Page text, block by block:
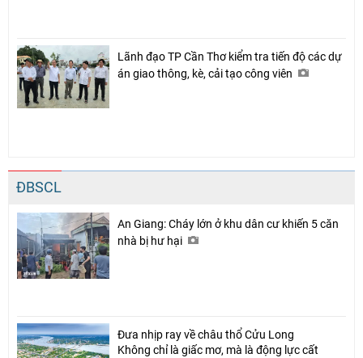
Lãnh đạo TP Cần Thơ kiểm tra tiến độ các dự
án giao thông, kè, cải tạo công viên
ĐBSCL
An Giang: Cháy lớn ở khu dân cư khiến 5 căn
nhà bị hư hại
Đưa nhịp ray về châu thổ Cửu Long
Không chỉ là giấc mơ, mà là động lực cất